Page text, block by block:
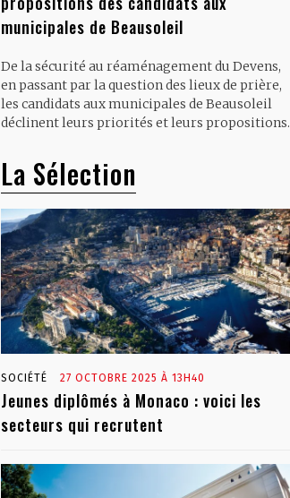
municipales de Beausoleil
De la sécurité au réaménagement du Devens,
en passant par la question des lieux de prière,
les candidats aux municipales de Beausoleil
déclinent leurs priorités et leurs propositions.
La Sélection
SOCIÉTÉ 27 OCTOBRE 2025 À 13H40
Jeunes diplômés à Monaco : voici les
secteurs qui recrutent